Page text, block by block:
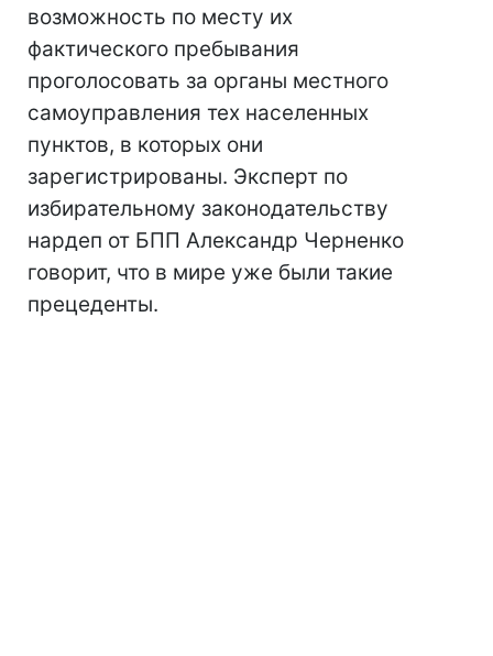
возможность по месту их
фактического пребывания
проголосовать за органы местного
самоуправления тех населенных
пунктов, в которых они
зарегистрированы. Эксперт по
избирательному законодательству
нардеп от БПП Александр Черненко
говорит, что в мире уже были такие
прецеденты.